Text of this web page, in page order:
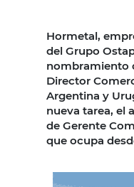
Hormetal,
del Grupo
nombramiento
Director
Argentina y
nueva tarea, el
de Gerente
que ocupa